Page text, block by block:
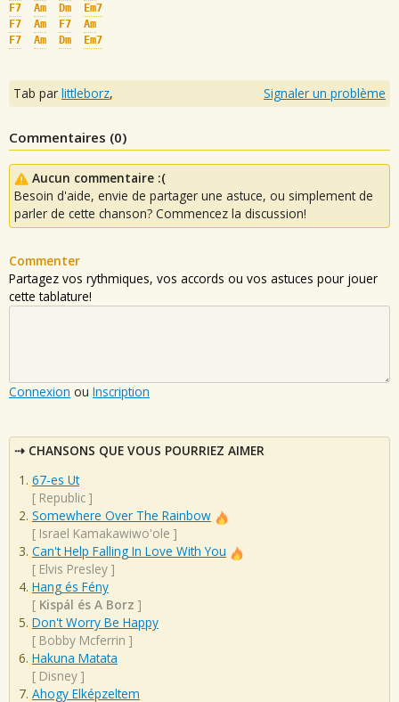
F7 Am Dm
Em7
F7
Am F7
Am
F7
Am Dm Em7
Tab par littleborz, Signaler un problème
Commentaires (0)
Aucun commentaire :(
Besoin d'aide, envie de partager une astuce, ou simplement de
parler de cette chanson? Commencez la discussion!
Commenter
Partagez vos rythmiques, vos accords ou vos astuces pour jouer
cette tablature!
Connexion ou Inscription
CHANSONS QUE VOUS POURRIEZ AIMER
67-es Ut
[ Republic ]
Somewhere Over The Rainbow
[ Israel Kamakawiwo'ole ]
Can't Help Falling In Love With You
[ Elvis Presley ]
Hang és Fény
[ Kispál és A Borz ]
Don't Worry Be Happy
[ Bobby Mcferrin ]
Hakuna Matata
[ Disney ]
Ahogy Elképzeltem